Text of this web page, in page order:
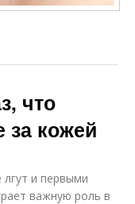
что
за кожей
лгут и первыми
важную роль в